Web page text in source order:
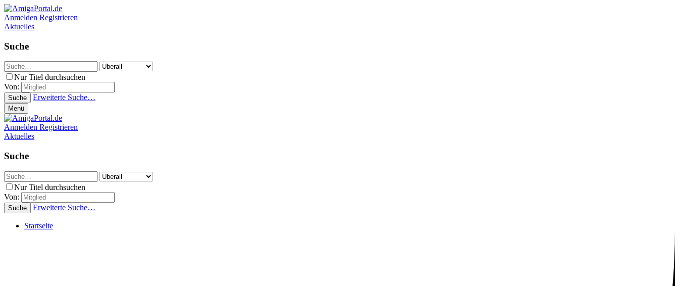
Anmelden Registrieren
Aktuelles
Suche
Nur Titel durchsuchen
Von:
Suche Erweiterte Suche…
Menü
Anmelden Registrieren
Aktuelles
Suche
Nur Titel durchsuchen
Von:
Suche Erweiterte Suche…
Startseite